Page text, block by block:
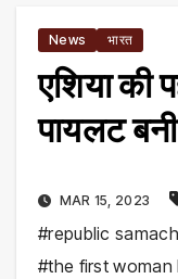
News भारत
एशिया की
पायलट
MAR 15, 2023
#republic
#the first